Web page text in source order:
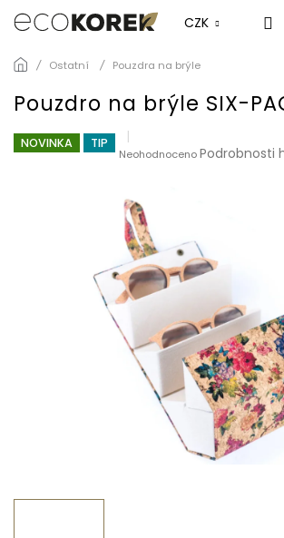
Přejít
obsah
CZK
Ostatní Pouzdra na brýle
Pouzdro na brýle SIX-
NOVINKA TIP
Průměrné
je
0,0
z
hvězdiček.
NeohodnocenoPodrobnosti